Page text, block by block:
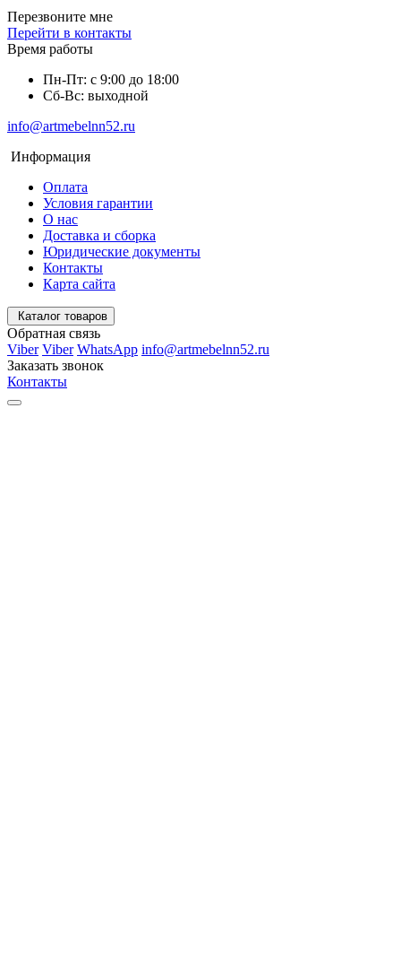
Перезвоните мне
Перейти в контакты
Время работы
Пн-Пт: с 9:00 до 18:00
Сб-Вс: выходной
info@artmebelnn52.ru
Информация
Оплата
Условия гарантии
О нас
Доставка и сборка
Юридические документы
Контакты
Карта сайта
Каталог товаров
Обратная связь
Viber Viber WhatsApp info@artmebelnn52.ru
Заказать звонок
Контакты